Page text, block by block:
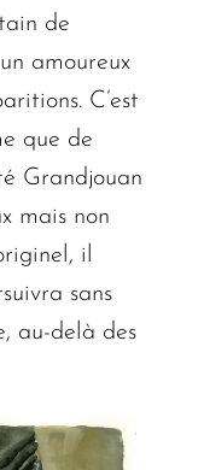
de
amoureux
C’est
que de
Grandjouan
mais non
il
sans
au-delà des